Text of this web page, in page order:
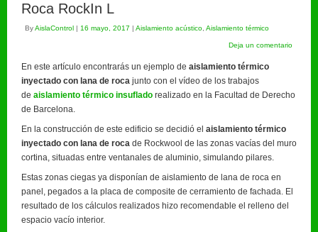
Roca RockIn L
ByAislaControl | 16 mayo, 2017 | Aislamiento acústico Aislamiento térmico
Deja un comentario
En este artículo encontrarás un ejemplo de aislamiento térmico
inyectado con lana de roca junto con el vídeo de los trabajos
de aislamiento térmico insuflado realizado en la Facultad de Derecho
de Barcelona.
En la construcción de este edificio se decidió el aislamiento térmico
inyectado con lana de roca de Rockwool de las zonas vacías del muro
cortina, situadas entre ventanales de aluminio, simulando pilares.
Estas zonas ciegas ya disponían de aislamiento de lana de roca en
panel, pegados a la placa de composite de cerramiento de fachada. El
resultado de los cálculos realizados hizo recomendable el relleno del
espacio vacío interior.